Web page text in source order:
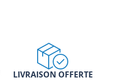
LIVRAISON OFFERTE